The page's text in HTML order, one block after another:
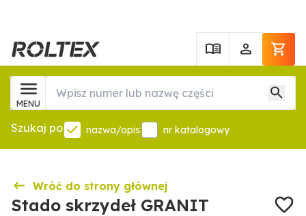
MENU
Szukaj po nazwa/opis nr katalogowy
Wróć do strony głównej
Stado skrzydeł GRANIT